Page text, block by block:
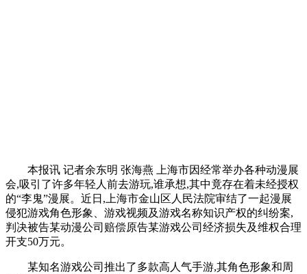
本报讯 记者余东明 张海燕 上海市因经常举办各种动漫展
会,吸引了许多年轻人前去游玩,谁承想,其中竟存在着未经授权
的“李鬼”漫展。近日,上海市金山区人民法院审结了一起漫展
侵犯游戏角色形象、游戏视频及游戏名称知识产权的纠纷案,
判决被告某动漫公司赔偿原告某游戏公司经济损失及维权合理
开支50万元。
某知名游戏公司推出了多款高人气手游,其角色形象和周